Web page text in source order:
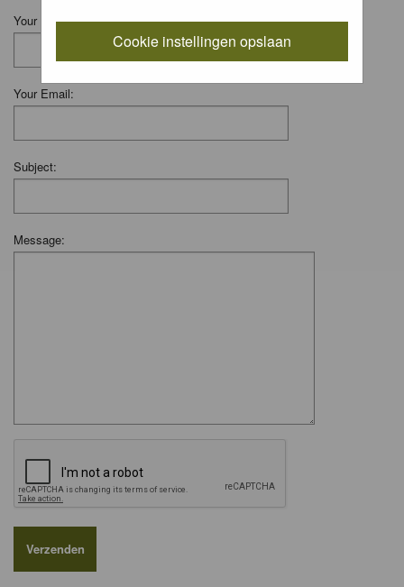
Cookie instellingen opslaan
Your Name:
Your Email:
Subject:
Message: